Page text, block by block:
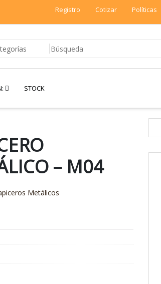
Registro Cotizar Políticas
STOCK
– M04
Metálicos